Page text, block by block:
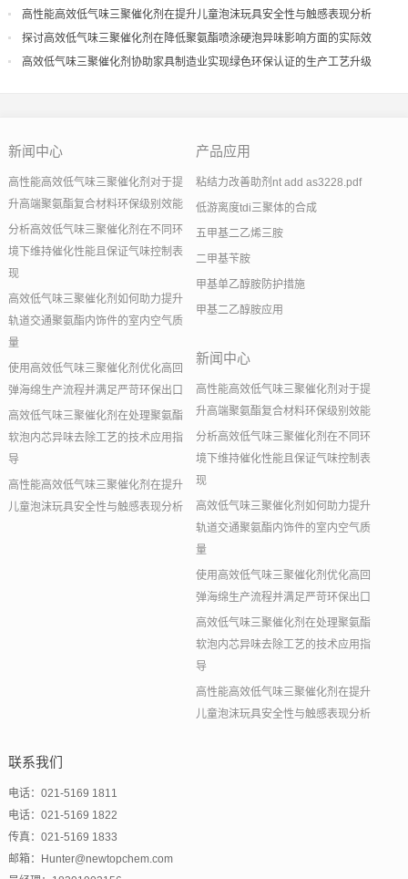
导
高性能高效低气味三聚催化剂在提升儿童泡沫玩具安全性与触感表现分析
探讨高效低气味三聚催化剂在降低聚氨酯喷涂硬泡异味影响方面的实际效
果
高效低气味三聚催化剂协助家具制造业实现绿色环保认证的生产工艺升级
新闻中心
高性能高效低气味三聚催化剂对于提
升高端聚氨酯复合材料环保级别效能
分析高效低气味三聚催化剂在不同环
境下维持催化性能且保证气味控制表
现
高效低气味三聚催化剂如何助力提升
轨道交通聚氨酯内饰件的室内空气质
量
使用高效低气味三聚催化剂优化高回
弹海绵生产流程并满足严苛环保出口
高效低气味三聚催化剂在处理聚氨酯
软泡内芯异味去除工艺的技术应用指
导
高性能高效低气味三聚催化剂在提升
儿童泡沫玩具安全性与触感表现分析
产品应用
粘结力改善助剂nt add as3228.pdf
低游离度tdi三聚体的合成
五甲基二乙烯三胺
二甲基苄胺
甲基单乙醇胺防护措施
甲基二乙醇胺应用
新闻中心
高性能高效低气味三聚催化剂对于提
升高端聚氨酯复合材料环保级别效能
分析高效低气味三聚催化剂在不同环
境下维持催化性能且保证气味控制表
现
高效低气味三聚催化剂如何助力提升
轨道交通聚氨酯内饰件的室内空气质
量
使用高效低气味三聚催化剂优化高回
弹海绵生产流程并满足严苛环保出口
高效低气味三聚催化剂在处理聚氨酯
软泡内芯异味去除工艺的技术应用指
导
高性能高效低气味三聚催化剂在提升
儿童泡沫玩具安全性与触感表现分析
联系我们
电话：021-5169 1811
电话：021-5169 1822
传真：021-5169 1833
邮箱：Hunter@newtopchem.com